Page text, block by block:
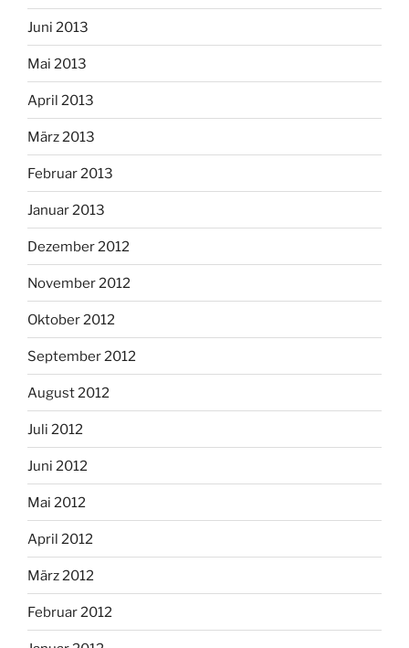
Juni 2013
Mai 2013
April 2013
März 2013
Februar 2013
Januar 2013
Dezember 2012
November 2012
Oktober 2012
September 2012
August 2012
Juli 2012
Juni 2012
Mai 2012
April 2012
März 2012
Februar 2012